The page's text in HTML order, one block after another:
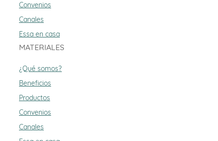
Convenios
Canales
Essa en casa
MATERIALES
¿Qué somos?
Beneficios
Productos
Convenios
Canales